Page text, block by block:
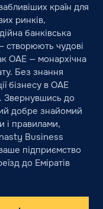
країн для
ринків,
банківська
створюють чудові
ОАЕ — монархічна
Без знання
бізнесу в ОАЕ
Звернувшись до
добре знайомий
і правилами,
Business
підприємство
до Еміратів